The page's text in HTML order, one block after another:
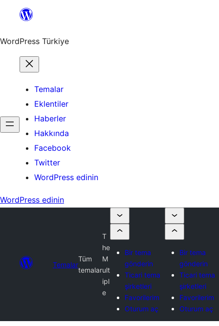
İçeriğe
WordPress Türkiye
Temalar
Eklentiler
Haberler
Hakkında
Facebook
Twitter
WordPress edinin
WordPress edinin
Temalar
Tüm
temalar
T
he
M
ult
ipl
e
Bir tema
gönderin
Ticari tema
şirketleri
Favorilerim
Oturum aç
Bir tema
gönderin
Ticari tema
şirketleri
Favorilerim
Oturum aç